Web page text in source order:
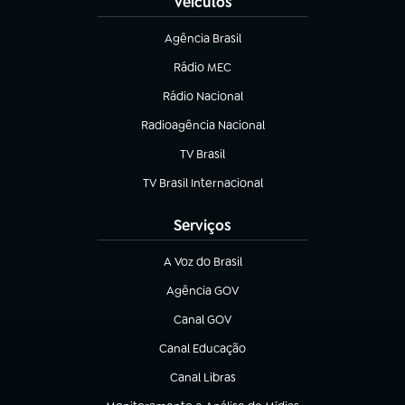
Agência Brasil
(abre em nova aba)
Rádio MEC
(abre em nova aba)
Rádio Nacional
Radioagência Nacional
(abre em nova aba)
TV Brasil
(abre em nova aba)
TV Brasil Internacional
(abre em nova aba)
Serviços
A Voz do Brasil
(abre em nova aba)
Agência GOV
(abre em nova aba)
Canal GOV
(abre em nova aba)
Canal Educação
(abre em nova aba)
Canal Libras
(abre em nova aba)